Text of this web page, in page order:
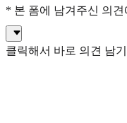
* 본 폼에 남겨주신 의
클릭해서 바로 의견 남기